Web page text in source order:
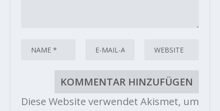
Diese Website verwendet Akismet, um